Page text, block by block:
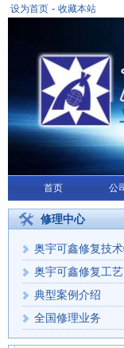
设为首页 - 收藏本站
首页 公
修理中心
奥宇可鑫修复技
奥宇可鑫修复工艺
典型案例介绍
全国修理业务